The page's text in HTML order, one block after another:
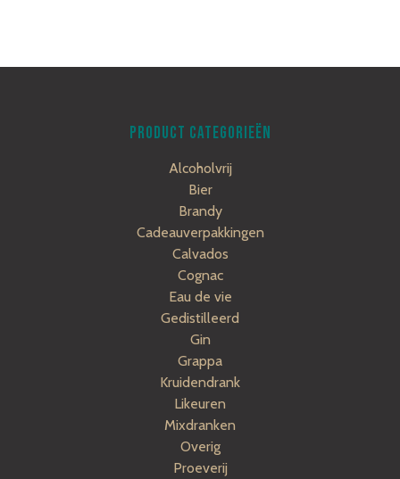
PRODUCT CATEGORIEËN
Alcoholvrij
Bier
Brandy
Cadeauverpakkingen
Calvados
Cognac
Eau de vie
Gedistilleerd
Gin
Grappa
Kruidendrank
Likeuren
Mixdranken
Overig
Proeverij